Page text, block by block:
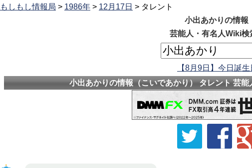
もしもし情報局 > 1986年 > 12月17日 > タレント
小出あかりの情報
芸能人・有名人Wiki検
【8月9日】今日誕
小出あかりの情報（こいであかり） タレント 芸